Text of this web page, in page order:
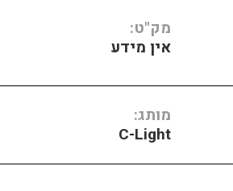
מק"ט:
אין מידע
מותג:
C-Light